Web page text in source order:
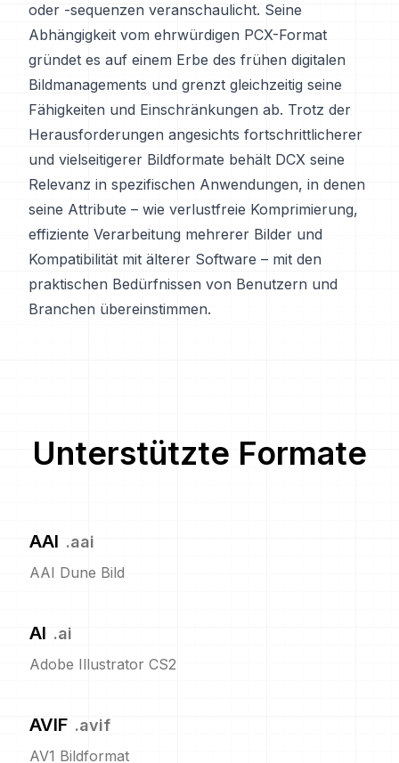
oder -sequenzen veranschaulicht. Seine
Abhängigkeit vom ehrwürdigen PCX-Format
gründet es auf einem Erbe des frühen digitalen
Bildmanagements und grenzt gleichzeitig seine
Fähigkeiten und Einschränkungen ab. Trotz der
Herausforderungen angesichts fortschrittlicherer
und vielseitigerer Bildformate behält DCX seine
Relevanz in spezifischen Anwendungen, in denen
seine Attribute – wie verlustfreie Komprimierung,
effiziente Verarbeitung mehrerer Bilder und
Kompatibilität mit älterer Software – mit den
praktischen Bedürfnissen von Benutzern und
Branchen übereinstimmen.
Unterstützte Formate
AAI .aai
AAI Dune Bild
AI .ai
Adobe Illustrator CS2
AVIF .avif
AV1 Bildformat